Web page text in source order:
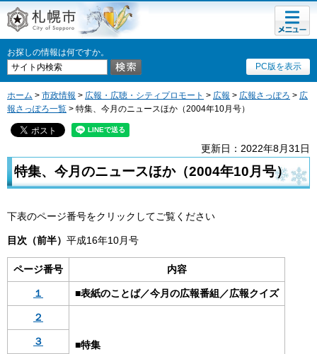
札幌市
お探しの情報は何ですか。
PC版を表示
メニュ
ー
ホーム > 市政情報 > 広報・広聴・シティプロモート > 広報 > 広報さっぽろ > 広
報さっぽろ一覧 > 特集、今月のニュースほか（2004年10月号）
更新日：2022年8月31日
特集、今月のニュースほか（2004年10月号）
下表のページ番号をクリックしてご覧ください
目次（前半） 平成16年10月号
ページ番号 内容
１ ■表紙のことば／今月の広報番組／広報クイズ
２
■特集
３